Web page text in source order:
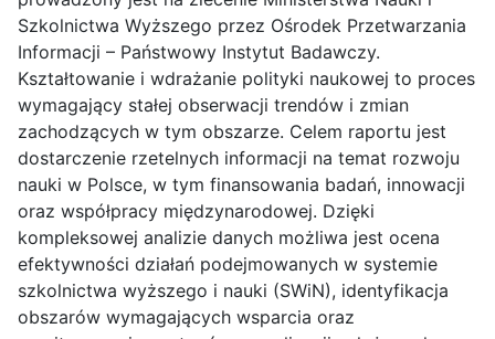
Szkolnictwa Wyższego przez Ośrodek Przetwarzania
Informacji – Państwowy Instytut Badawczy.
Kształtowanie i wdrażanie polityki naukowej to proces
wymagający stałej obserwacji trendów i zmian
zachodzących w tym obszarze. Celem raportu jest
dostarczenie rzetelnych informacji na temat rozwoju
nauki w Polsce, w tym finansowania badań, innowacji
oraz współpracy międzynarodowej. Dzięki
kompleksowej analizie danych możliwa jest ocena
efektywności działań podejmowanych w systemie
szkolnictwa wyższego i nauki (SWiN), identyfikacja
obszarów wymagających wsparcia oraz